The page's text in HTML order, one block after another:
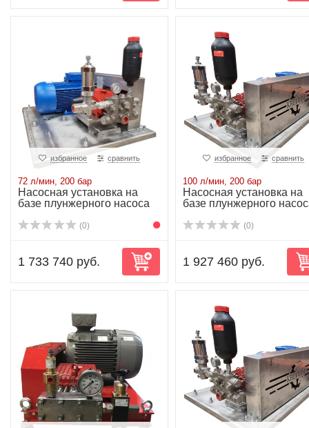
избранное сравнить
72 л/мин, 200 бар
Насосная установка на
базе плунжерного насоса
(0)
1 733 740 руб.
избранное сравнить
100 л/мин, 200 бар
Насосная установка на
базе плунжерного
(0)
1 927 460 руб.